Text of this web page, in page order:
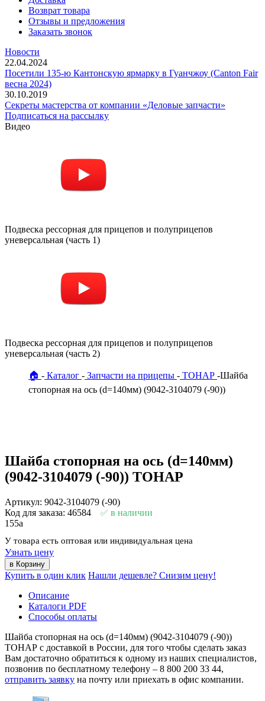
Возврат товара
Отзывы и предложения
Заказать звонок
Новости
22.04.2024
Посетили 135-ю Кантонскую ярмарку в Гуанчжоу (Canton Fair
весна 2024)
30.10.2019
Секреты мастерства от компании «Деловые запчасти»
Подписаться на рассылку
Видео
Подвеска рессорная для прицепов и полуприцепов
уневерсальная (часть 1)
Подвеска рессорная для прицепов и полуприцепов
уневерсальная (часть 2)
🏠 Каталог Запчасти на прицепы ТОНАР Шайба
стопорная на ось (d=140мм) (9042-3104079 (-90))
Шайба стопорная на ось (d=140мм)
(9042-3104079 (-90)) ТОНАР
Артикул: 9042-3104079 (-90)
Код для заказа: 46584
в наличии
155a
У товара есть оптовая или индивидуальная цена
Узнать цену
Купить в один клик Нашли дешевле? Снизим цену!
Описание
Каталоги PDF
Способы оплаты
Шайба стопорная на ось (d=140мм) (9042-3104079 (-90))
ТОНАР с доставкой в России, для того чтобы сделать заказ
Вам достаточно обратиться к одному из наших специалистов,
позвонив по бесплатному телефону – 8 800 200 33 44,
отправить заявку на почту или приехать в офис компании.